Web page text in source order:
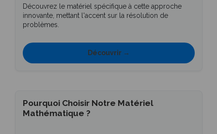
Découvrez le matériel spécifique à cette approche
innovante, mettant l'accent sur la résolution de
problèmes.
Découvrir →
Pourquoi Choisir Notre Matériel
Mathématique ?